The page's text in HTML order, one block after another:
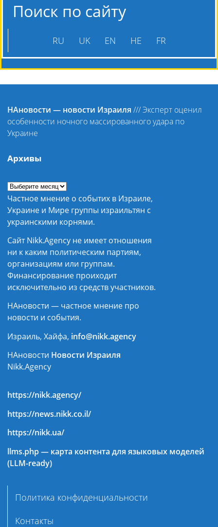
Поиск по сайту
RU UK EN HE FR
НАновости — новости Израиля ///Эксперт оценил
особенности ночного массированного удара по
Украине
Архивы
Частное мнение о событих в Израиле,
Украине и Мире группы израильтян с
украинскими корнями.
Сайт Nikk.Agency не имеет отношения
ни к каким политическим партиям,
организациям или группам.
Финансирование проиходит
исключительно из средств участников.
НАновости — частное мнение про
новости и события.
Израиль, Хайфа, info@nikk.agency
НАновости Новости Израиля
Nikk.Agency
https://nikk.agency/
https://news.nikk.co.il/
https://nikk.ua/
llms.php — карта контента для языковых моделей
(LLM-ready)
Политика конфиденциальности
Контакты